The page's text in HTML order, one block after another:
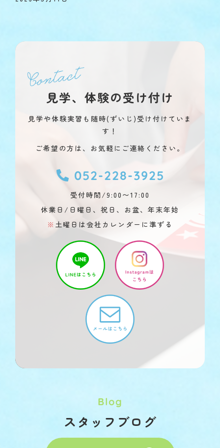
見学、体験の受け付け
見学や体験実習も随時(ずいじ)受け付けていま
す！
ご希望の方は、お気軽にご連絡ください。
052-228-3925
受付時間/9:00〜17:00
休業日/日曜日、祝日、お盆、年末年始
※ 土曜日は会社カレンダーに準ずる
Blog
スタッフブログ